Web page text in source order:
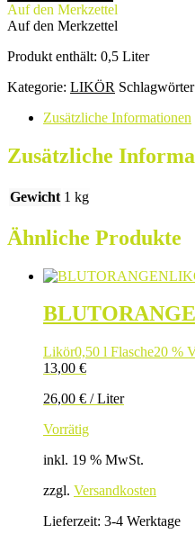
Auf den Merkzettel
Auf den Merkzettel
Produkt enthält: 0,5 Liter
Kategorie: LIKÖR
Zusätzliche Informationen
Zusätzliche
Gewicht 1 kg
Ähnliche Produkte
Likör0,50 l Flasche20 %
13,00 €
26,00 € /Liter
Vorrätig
inkl. 19 % MwSt.
zzgl. Versandkosten
Lieferzeit: 3-4 Werktage